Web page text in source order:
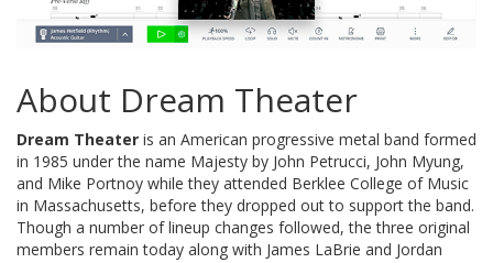
About Dream Theater
Dream Theater is an American progressive metal band formed
in 1985 under the name Majesty by John Petrucci, John Myung,
and Mike Portnoy while they attended Berklee College of Music
in Massachusetts, before they dropped out to support the band.
Though a number of lineup changes followed, the three original
members remain today along with James LaBrie and Jordan